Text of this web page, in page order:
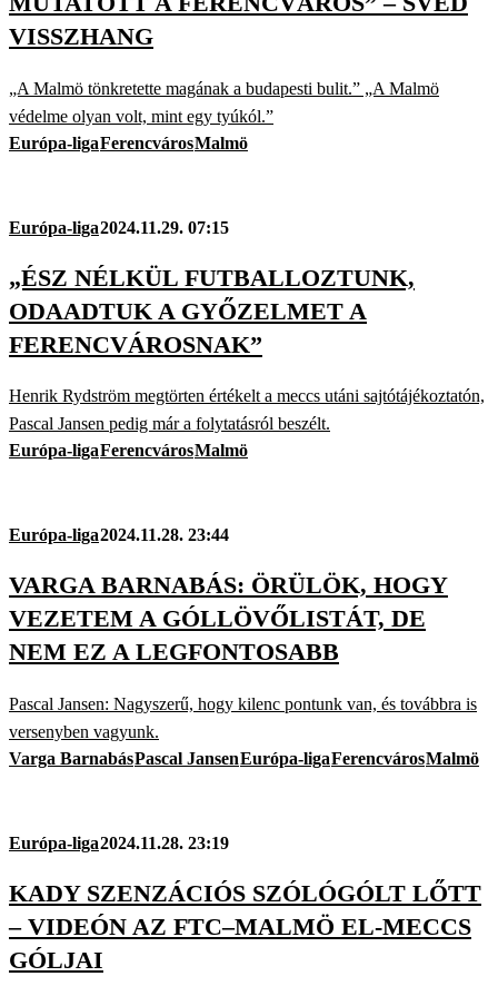
VISSZHANG
„A Malmö tönkretette magának a budapesti bulit.” „A Malmö
védelme olyan volt, mint egy tyúkól.”
Európa-ligaFerencvárosMalmö
Európa-liga2024.11.29. 07:15
„ÉSZ NÉLKÜL FUTBALLOZTUNK,
ODAADTUK A GYŐZELMET A
FERENCVÁROSNAK”
Henrik Rydström megtörten értékelt a meccs utáni sajtótájékoztatón,
Pascal Jansen pedig már a folytatásról beszélt.
Európa-ligaFerencvárosMalmö
Európa-liga2024.11.28. 23:44
VARGA BARNABÁS: ÖRÜLÖK, HOGY
VEZETEM A GÓLLÖVŐLISTÁT, DE
NEM EZ A LEGFONTOSABB
Pascal Jansen: Nagyszerű, hogy kilenc pontunk van, és továbbra is
versenyben vagyunk.
Varga BarnabásPascal JansenEurópa-ligaFerencvárosMalmö
Európa-liga2024.11.28. 23:19
KADY SZENZÁCIÓS SZÓLÓGÓLT LŐTT
– VIDEÓN AZ FTC–MALMÖ EL-MECCS
GÓLJAI